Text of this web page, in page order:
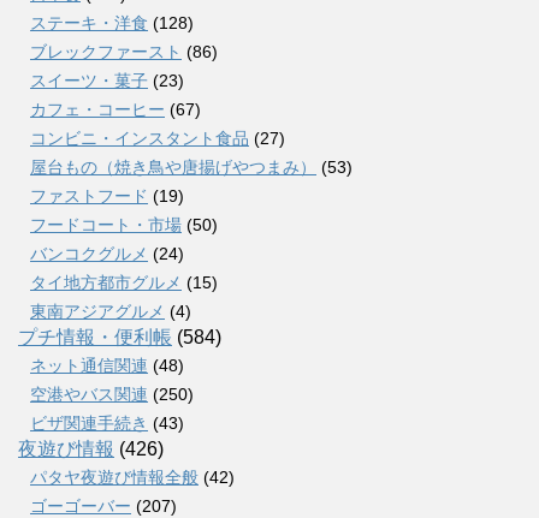
ステーキ・洋食 (128)
ブレックファースト (86)
スイーツ・菓子 (23)
カフェ・コーヒー (67)
コンビニ・インスタント食品 (27)
屋台もの（焼き鳥や唐揚げやつまみ）
(53)
ファストフード (19)
フードコート・市場 (50)
バンコクグルメ (24)
タイ地方都市グルメ (15)
東南アジアグルメ (4)
プチ情報・便利帳 (584)
ネット通信関連 (48)
空港やバス関連 (250)
ビザ関連手続き (43)
夜遊び情報 (426)
パタヤ夜遊び情報全般 (42)
ゴーゴーバー (207)